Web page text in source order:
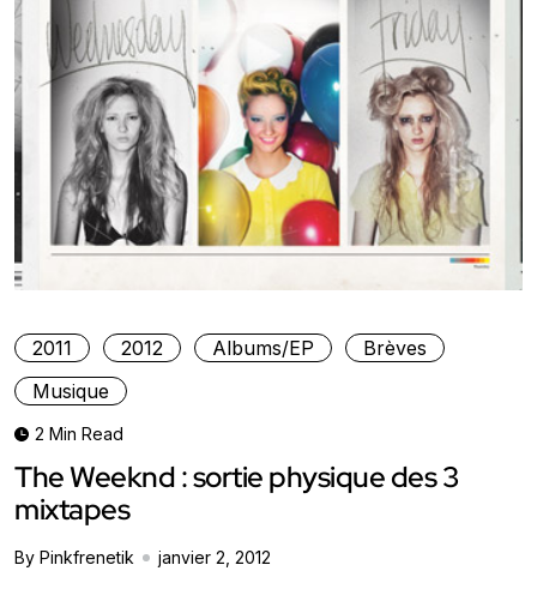
2011 2012 Albums/EP
Brèves
Musique
2 Min Read
The Weeknd : sortie physique des 3
mixtapes
By Pinkfrenetik janvier 2, 2012